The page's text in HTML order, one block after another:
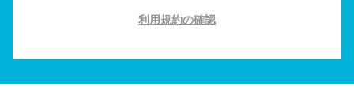
利用規約の確認